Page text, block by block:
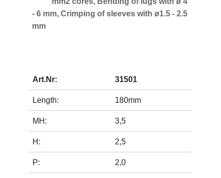
- 6 mm, Crimping of sleeves with ø1.5 - 2.5
mm
Art.Nr: 31501
Length: 180mm
MH: 3,5
H: 2,5
P: 2,0